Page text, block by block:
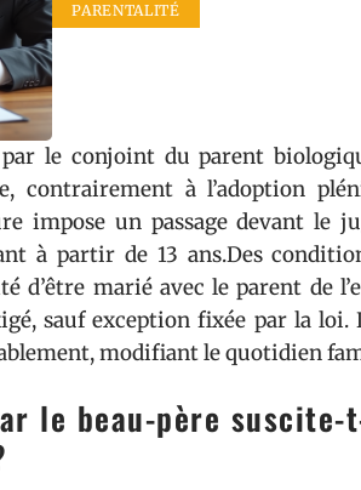
PARENTALITÉ
le conjoint du parent
contrairement à l’adoption
impose un passage devant le
à partir de 13 ans.Des
d’être marié avec le parent de
sauf exception fixée par la
modifiant le quotidien
le beau-père